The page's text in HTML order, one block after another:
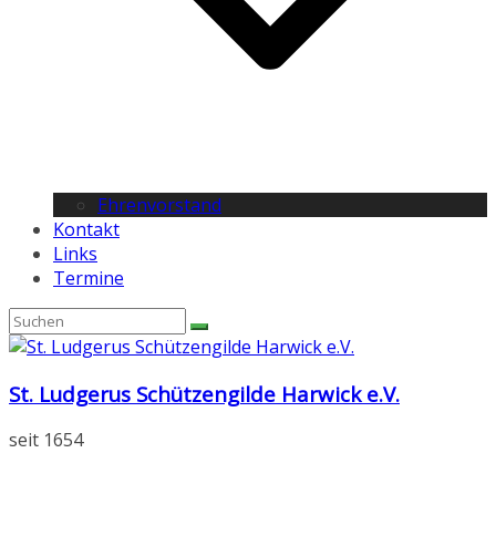
Ehrenvorstand
Kontakt
Links
Termine
St. Ludgerus Schützengilde Harwick e.V.
seit 1654